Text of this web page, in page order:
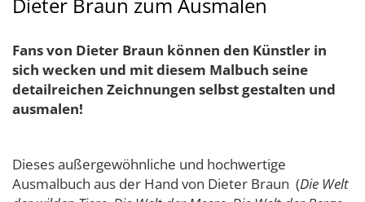
Fans von Dieter Braun können den Künstler in
sich wecken und mit diesem Malbuch seine
detailreichen Zeichnungen selbst gestalten und
ausmalen!
Dieses außergewöhnliche und hochwertige
Ausmalbuch aus der Hand von Dieter Braun (Die Welt